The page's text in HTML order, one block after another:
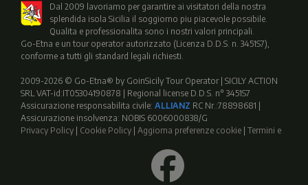
Dal 2009 lavoriamo per garantire ai visitatori della nostra
splendida isola Sicilia il soggiorno piu piacevole possibile.
Qualita e professionalita sono i nostri valori principali.
Go-Etna e un tour operator autorizzato (Licenza D.D.S. n. 3451S7),
conforme a tutti gli standard legali richiesti.
2009-2026 © Go-Etna® by GoinSicily Tour Operator | SICILY ACTION
SRL VAT-id:IT05304190878 | Regional license D.D.S. n° 3451S7
Assicurazione responsabilita civile: ALLIANZ RC Nr.:78898681 |
Assicurazione insolvenza: NOBIS 6006000838/G
Privacy Policy | Cookie Policy | Aggiorna preferenze cookie | Termini e